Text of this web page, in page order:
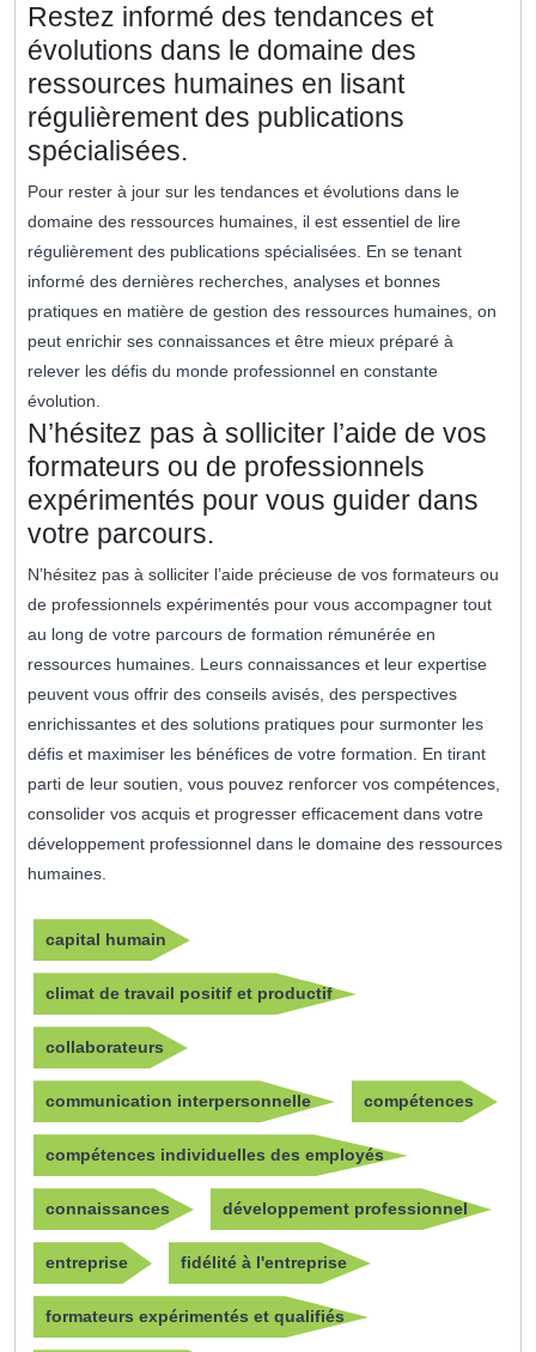
Restez informé des tendances et
évolutions dans le domaine des
ressources humaines en lisant
régulièrement des publications
spécialisées.
Pour rester à jour sur les tendances et évolutions dans le
domaine des ressources humaines, il est essentiel de lire
régulièrement des publications spécialisées. En se tenant
informé des dernières recherches, analyses et bonnes
pratiques en matière de gestion des ressources humaines, on
peut enrichir ses connaissances et être mieux préparé à
relever les défis du monde professionnel en constante
évolution.
N’hésitez pas à solliciter l’aide de vos
formateurs ou de professionnels
expérimentés pour vous guider dans
votre parcours.
N’hésitez pas à solliciter l’aide précieuse de vos formateurs ou
de professionnels expérimentés pour vous accompagner tout
au long de votre parcours de formation rémunérée en
ressources humaines. Leurs connaissances et leur expertise
peuvent vous offrir des conseils avisés, des perspectives
enrichissantes et des solutions pratiques pour surmonter les
défis et maximiser les bénéfices de votre formation. En tirant
parti de leur soutien, vous pouvez renforcer vos compétences,
consolider vos acquis et progresser efficacement dans votre
développement professionnel dans le domaine des ressources
humaines.
capital humain
climat de travail positif et productif
collaborateurs
communication interpersonnelle compétences
compétences individuelles des employés
connaissances développement professionnel
entreprise fidélité à l'entreprise
formateurs expérimentés et qualifiés